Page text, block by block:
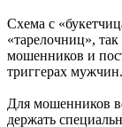
Схема с
«тарелочниц»,
мошенников и
триггерах мужчин.
Для мошенников
держать